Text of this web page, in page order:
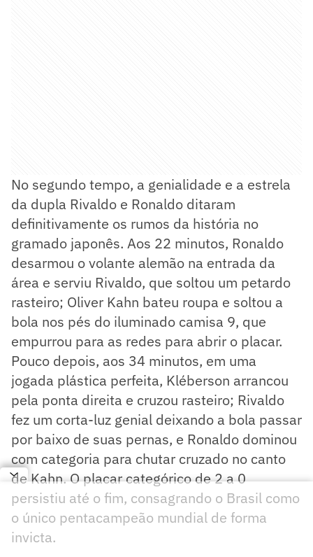
No segundo tempo, a genialidade e a estrela
da dupla Rivaldo e Ronaldo ditaram
definitivamente os rumos da história no
gramado japonês. Aos 22 minutos, Ronaldo
desarmou o volante alemão na entrada da
área e serviu Rivaldo, que soltou um petardo
rasteiro; Oliver Kahn bateu roupa e soltou a
bola nos pés do iluminado camisa 9, que
empurrou para as redes para abrir o placar.
Pouco depois, aos 34 minutos, em uma
jogada plástica perfeita, Kléberson arrancou
pela ponta direita e cruzou rasteiro; Rivaldo
fez um corta-luz genial deixando a bola passar
por baixo de suas pernas, e Ronaldo dominou
com categoria para chutar cruzado no canto
de Kahn. O placar categórico de 2 a 0
persistiu até o fim, consagrando o Brasil como
o único pentacampeão mundial de forma
invicta.